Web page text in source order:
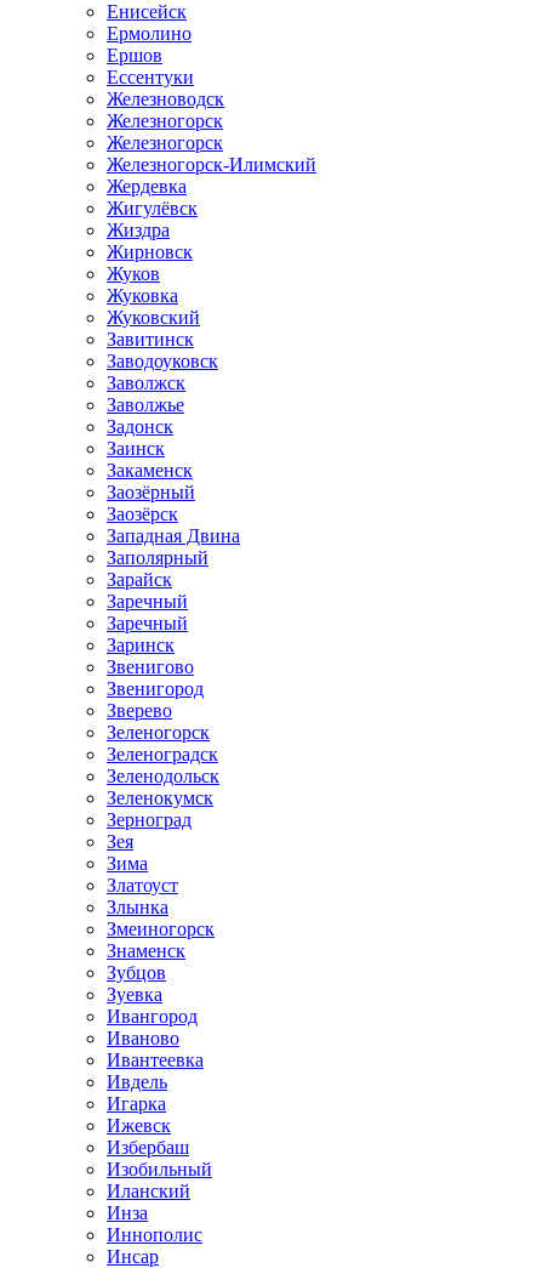
Енисейск
Ермолино
Ершов
Ессентуки
Железноводск
Железногорск
Железногорск
Железногорск-Илимский
Жердевка
Жигулёвск
Жиздра
Жирновск
Жуков
Жуковка
Жуковский
Завитинск
Заводоуковск
Заволжск
Заволжье
Задонск
Заинск
Закаменск
Заозёрный
Заозёрск
Западная Двина
Заполярный
Зарайск
Заречный
Заречный
Заринск
Звенигово
Звенигород
Зверево
Зеленогорск
Зеленоградск
Зеленодольск
Зеленокумск
Зерноград
Зея
Зима
Златоуст
Злынка
Змеиногорск
Знаменск
Зубцов
Зуевка
Ивангород
Иваново
Ивантеевка
Ивдель
Игарка
Ижевск
Избербаш
Изобильный
Иланский
Инза
Иннополис
Инсар